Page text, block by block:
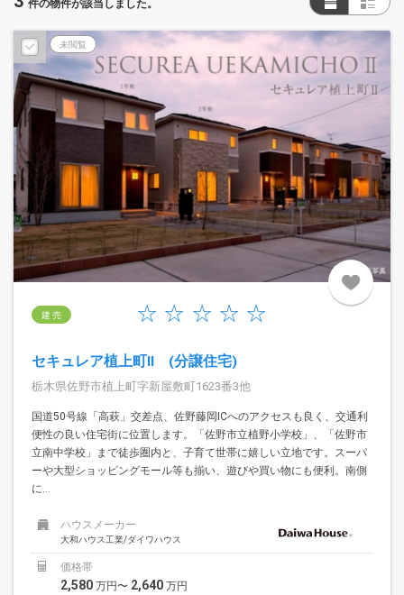
件の物件が該当しました。
未閲覧
建 売
セキュレア植上町II (分譲住宅)
栃木県佐野市植上町字新屋敷町1623番3他
国道50号線「高萩」交差点、佐野藤岡ICへのアクセスも良く、交通利
便性の良い住宅街に位置します。「佐野市立植野小学校」、「佐野市
立南中学校」まで徒歩圏内と、子育て世帯に嬉しい立地です。スーパ
ーや大型ショッピングモール等も揃い、遊びや買い物にも便利。南側
に...
ハウスメーカー
大和ハウス工業/ダイワハウス
価格帯
2,580 万円〜 2,640 万円